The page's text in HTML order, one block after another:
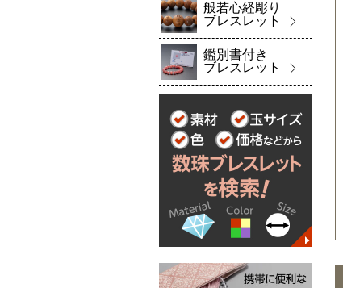
般若心経彫り
ブレスレット
鑑別書付き
ブレスレット